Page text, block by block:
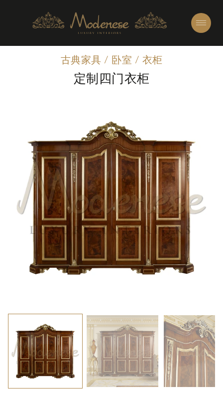
古典家具 / 卧室 / 衣柜
定制四门衣柜